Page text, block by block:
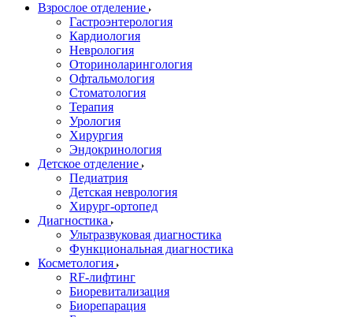
Взрослое отделение
Гастроэнтерология
Кардиология
Неврология
Оториноларингология
Офтальмология
Стоматология
Терапия
Урология
Хирургия
Эндокринология
Детское отделение
Педиатрия
Детская неврология
Хирург-ортопед
Диагностика
Ультразвуковая диагностика
Функциональная диагностика
Косметология
RF-лифтинг
Биоревитализация
Биорепарация